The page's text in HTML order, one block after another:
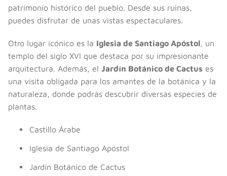
patrimonio histórico del pueblo. Desde sus ruinas,
puedes disfrutar de unas vistas espectaculares.
Otro lugar icónico es la Iglesia de Santiago Apóstol, un
templo del siglo XVI que destaca por su impresionante
arquitectura. Además, el Jardín Botánico de Cactus es
una visita obligada para los amantes de la botánica y la
naturaleza, donde podrás descubrir diversas especies de
plantas.
Castillo Árabe
Iglesia de Santiago Apóstol
Jardín Botánico de Cactus